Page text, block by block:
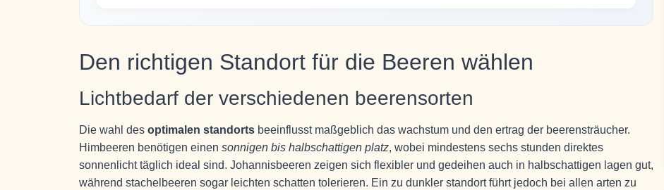
Den richtigen Standort für die Beeren wählen
Lichtbedarf der verschiedenen beerensorten
Die wahl des optimalen standorts beeinflusst maßgeblich das wachstum und den ertrag der beerensträucher.
Himbeeren benötigen einen sonnigen bis halbschattigen platz, wobei mindestens sechs stunden direktes
sonnenlicht täglich ideal sind. Johannisbeeren zeigen sich flexibler und gedeihen auch in halbschattigen lagen gut,
während stachelbeeren sogar leichten schatten tolerieren. Ein zu dunkler standort führt jedoch bei allen arten zu